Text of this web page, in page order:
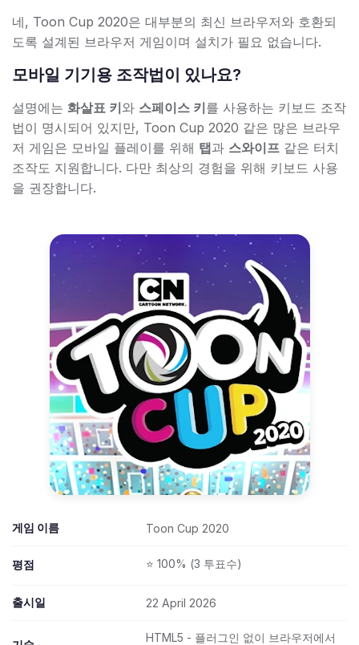
네, Toon Cup 2020은 대부분의 최신 브라우저와 호환되
도록 설계된 브라우저 게임이며 설치가 필요 없습니다.
모바일 기기용 조작법이 있나요?
설명에는 화살표 키와 스페이스 키를 사용하는 키보드 조작
법이 명시되어 있지만, Toon Cup 2020 같은 많은 브라우
저 게임은 모바일 플레이를 위해 탭과 스와이프 같은 터치
조작도 지원합니다. 다만 최상의 경험을 위해 키보드 사용
을 권장합니다.
게임 이름 Toon Cup 2020
평점 ⭐ 100% (3 투표수)
출시일 22 April 2026
HTML5 - 플러그인 없이 브라우저에서